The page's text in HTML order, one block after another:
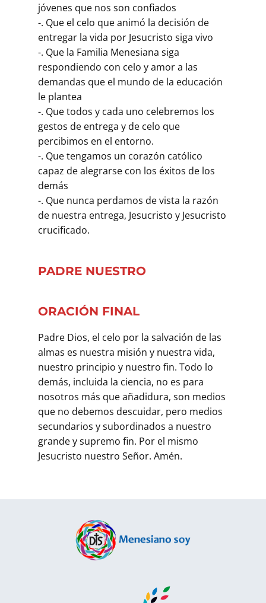
jóvenes que nos son confiados
-. Que el celo que animó la decisión de
entregar la vida por Jesucristo siga vivo
-. Que la Familia Menesiana siga
respondiendo con celo y amor a las
demandas que el mundo de la educación
le plantea
-. Que todos y cada uno celebremos los
gestos de entrega y de celo que
percibimos en el entorno.
-. Que tengamos un corazón católico
capaz de alegrarse con los éxitos de los
demás
-. Que nunca perdamos de vista la razón
de nuestra entrega, Jesucristo y Jesucristo
crucificado.
PADRE NUESTRO
ORACIÓN FINAL
Padre Dios, el celo por la salvación de las
almas es nuestra misión y nuestra vida,
nuestro principio y nuestro fin. Todo lo
demás, incluida la ciencia, no es para
nosotros más que añadidura, son medios
que no debemos descuidar, pero medios
secundarios y subordinados a nuestro
grande y supremo fin. Por el mismo
Jesucristo nuestro Señor. Amén.